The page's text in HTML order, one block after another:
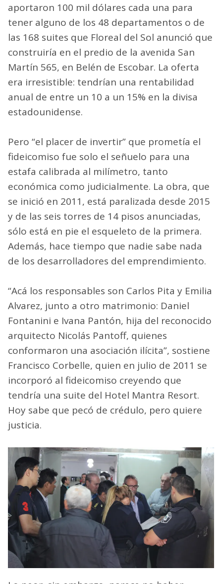
aportaron 100 mil dólares cada una para
tener alguno de los 48 departamentos o de
las 168 suites que Floreal del Sol anunció que
construiría en el predio de la avenida San
Martín 565, en Belén de Escobar. La oferta
era irresistible: tendrían una rentabilidad
anual de entre un 10 a un 15% en la divisa
estadounidense.
Pero “el placer de invertir” que prometía el
fideicomiso fue solo el señuelo para una
estafa calibrada al milímetro, tanto
económica como judicialmente. La obra, que
se inició en 2011, está paralizada desde 2015
y de las seis torres de 14 pisos anunciadas,
sólo está en pie el esqueleto de la primera.
Además, hace tiempo que nadie sabe nada
de los desarrolladores del emprendimiento.
“Acá los responsables son Carlos Pita y Emilia
Alvarez, junto a otro matrimonio: Daniel
Fontanini e Ivana Pantón, hija del reconocido
arquitecto Nicolás Pantoff, quienes
conformaron una asociación ilícita”, sostiene
Francisco Corbelle, quien en julio de 2011 se
incorporó al fideicomiso creyendo que
tendría una suite del Hotel Mantra Resort.
Hoy sabe que pecó de crédulo, pero quiere
justicia.